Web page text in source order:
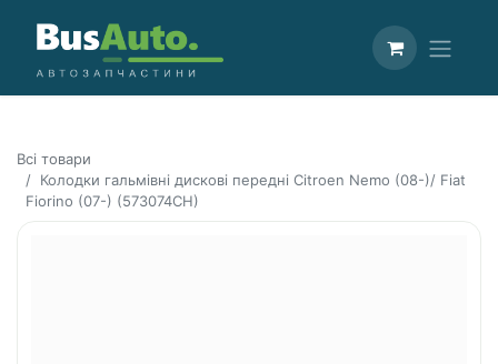
Всі товари
Колодки гальмівні дискові передні Citroen Nemo (08-)/ Fiat
Fiorino (07-) (573074CH)